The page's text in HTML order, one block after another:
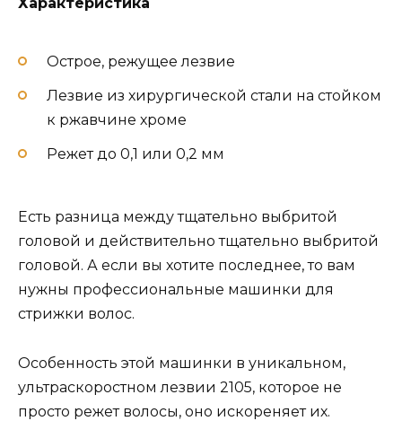
Острое, режущее лезвие
Лезвие из хирургической стали на стойком
к ржавчине хроме
Режет до 0,1 или 0,2 мм
Есть разница между тщательно выбритой
головой и действительно тщательно выбритой
головой. А если вы хотите последнее, то вам
нужны профессиональные машинки для
стрижки волос.
Особенность этой машинки в уникальном,
ультраскоростном лезвии 2105, которое не
просто режет волосы, оно искореняет их.